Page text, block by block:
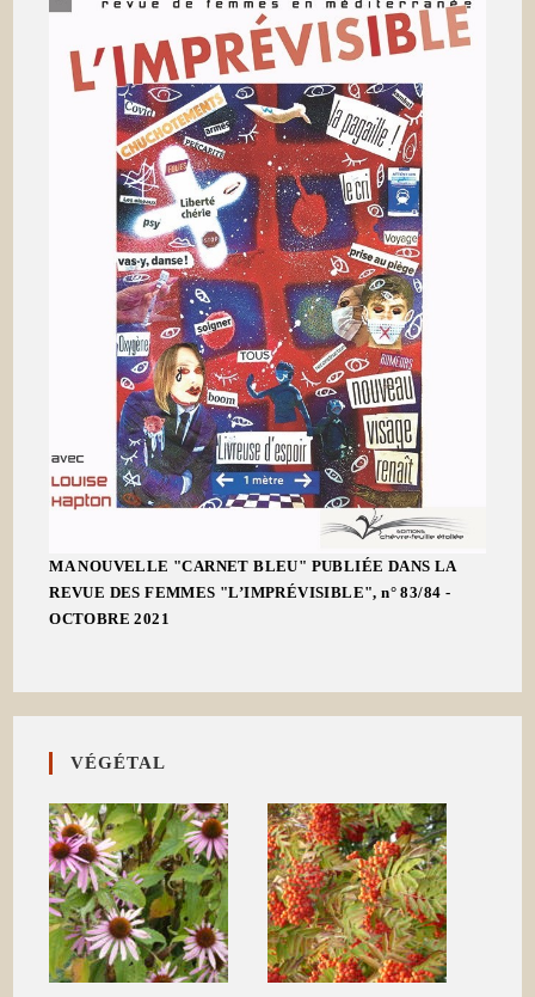
MA NOUVELLE "CARNET BLEU" PUBLIÉE DANS LA
REVUE DES FEMMES "L’IMPRÉVISIBLE", n° 83/84 -
OCTOBRE 2021
VÉGÉTAL